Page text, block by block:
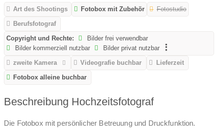
Art des Shootings Fotobox mit Zubehör
Fotostudio
Berufsfotograf
Copyright und Rechte:
Bilder frei verwendbar
Bilder kommerziell nutzbar
Bilder privat nutzbar
zweite Kamera
Videografie buchbar
Lieferzeit
Fotobox alleine buchbar
Beschreibung Hochzeitsfotograf
Die Fotobox mit persönlicher Betreuung und Druckfunktion.